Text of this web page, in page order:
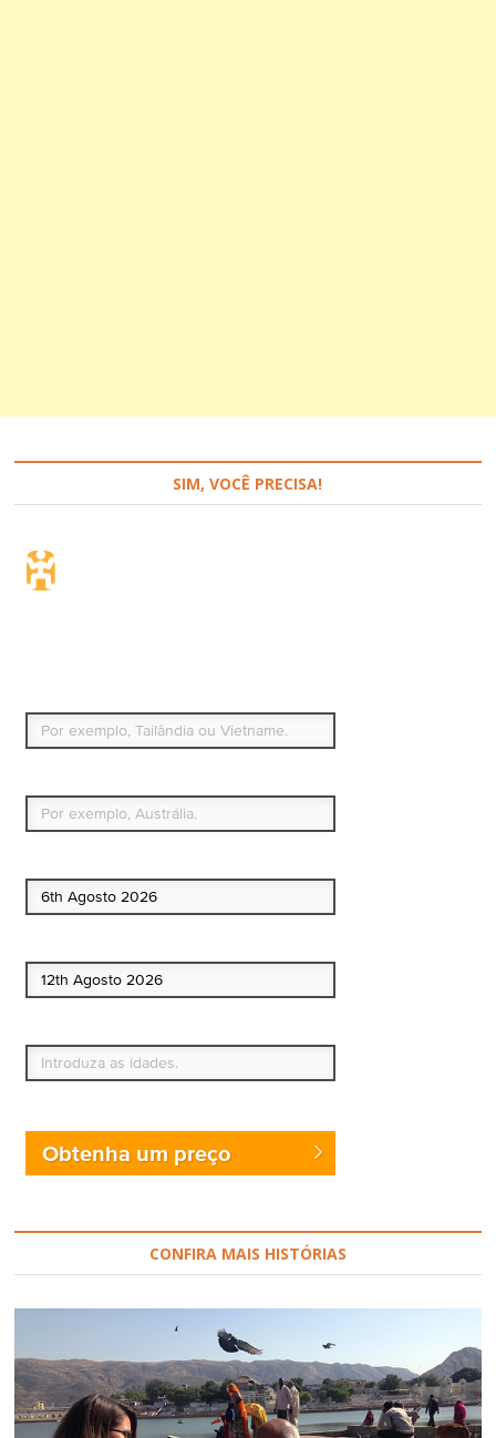
SIM, VOCÊ PRECISA!
Obtenha um preço
CONFIRA MAIS HISTÓRIAS